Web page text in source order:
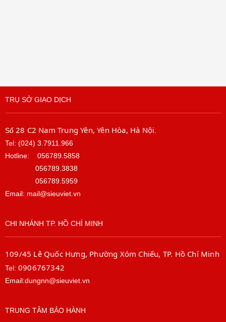
TRỤ SỞ GIAO DỊCH
Số 28 C2 Nam Trung Yên, Yên Hòa, Hà Nội
Tel: (024) 3.7911.966
Hotline: 056789.5858
056789.3838
056789.5959
Email: mail@sieuviet.vn
CHI NHÁNH TP. HỒ CHÍ MINH
109/45 Lê Quốc Hưng, Phường Xóm Chiếu, TP. Hồ Chí Minh
Tel: 0906767342
Email:dungnn@sieuviet.vn
TRUNG TÂM BẢO HÀNH